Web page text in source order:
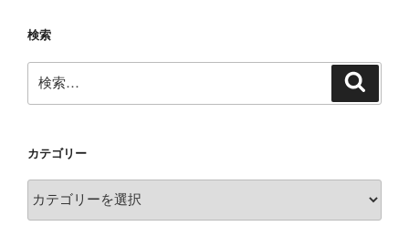
検索
索:
カテゴリー
テ